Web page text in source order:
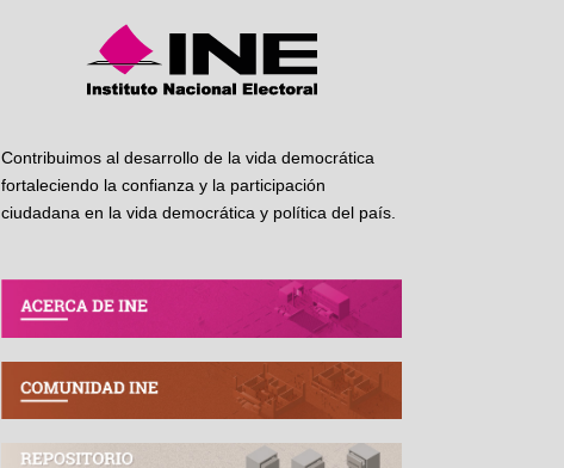
Contribuimos al desarrollo de la vida democrática
fortaleciendo la confianza y la participación
ciudadana en la vida democrática y política del país.